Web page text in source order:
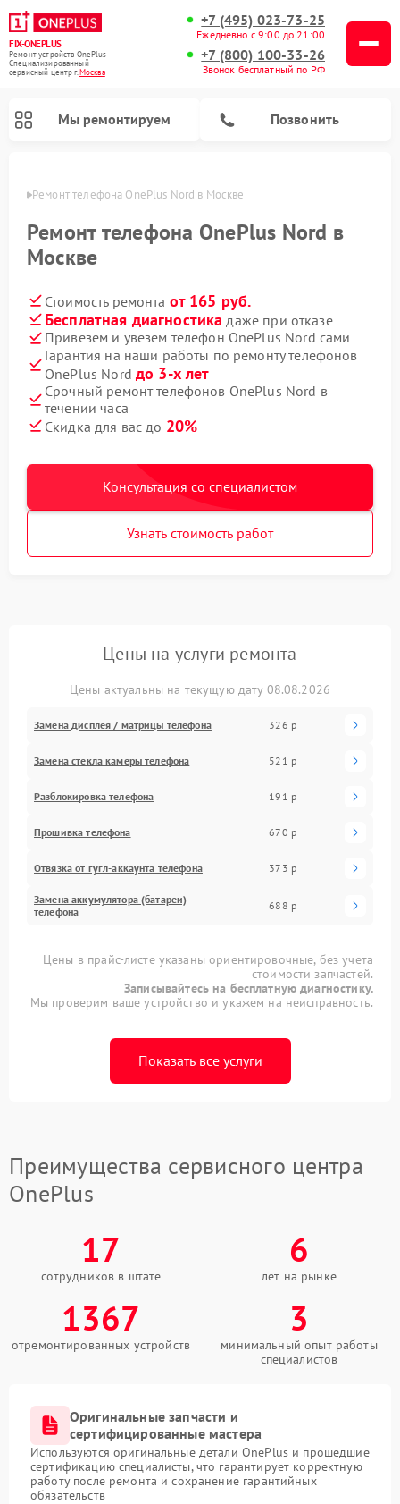
FIX-ONEPLUS
Ремонт устройств OnePlus
Специализированный
cервисный центр г.Москва
+7 (495) 023-73-25
Ежедневно с 9:00 до 21:00
+7 (800) 100-33-26
Звонок бесплатный по РФ
Мы ремонтируем Позвонить
Ремонт телефона OnePlus Nord в Москве
Ремонт телефона OnePlus Nord в
Москве
Стоимость ремонта от 165 руб.
Бесплатная диагностика даже при отказе
Привезем и увезем телефон OnePlus Nord сами
Гарантия на наши работы по ремонту телефонов
OnePlus Nord до 3-х лет
Срочный ремонт телефонов OnePlus Nord в
течении часа
Скидка для вас до 20%
Консультация со специалистом
Узнать стоимость работ
Цены на услуги ремонта
Цены актуальны на текущую дату 08.08.2026
Замена дисплея / матрицы телефона 326 р
Замена стекла камеры телефона 521 р
Разблокировка телефона 191 р
Прошивка телефона 670 р
Отвязка от гугл-аккаунта телефона 373 р
Замена аккумулятора (батареи)
телефона
688 р
Цены в прайс-листе указаны ориентировочные, без учета
стоимости запчастей.
Записывайтесь на бесплатную диагностику.
Мы проверим ваше устройство и укажем на неисправность.
Показать все услуги
Преимущества сервисного центра
OnePlus
17
сотрудников в штате
6
лет на рынке
1367
отремонтированных устройств
3
минимальный опыт работы
специалистов
Оригинальные запчасти и
сертифицированные мастера
Используются оригинальные детали OnePlus и прошедшие
сертификацию специалисты, что гарантирует корректную
работу после ремонта и сохранение гарантийных
обязательств